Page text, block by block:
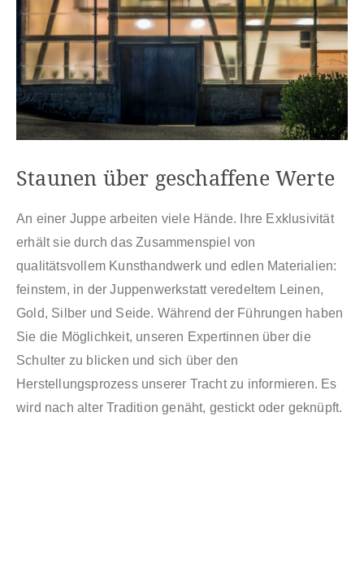
Staunen über geschaffene Werte
An einer Juppe arbeiten viele Hände. Ihre Exklusivität
erhält sie durch das Zusammenspiel von
qualitätsvollem Kunsthandwerk und edlen Materialien:
feinstem, in der Juppenwerkstatt veredeltem Leinen,
Gold, Silber und Seide. Während der Führungen haben
Sie die Möglichkeit, unseren Expertinnen über die
Schulter zu blicken und sich über den
Herstellungsprozess unserer Tracht zu informieren. Es
wird nach alter Tradition genäht, gestickt oder geknüpft.